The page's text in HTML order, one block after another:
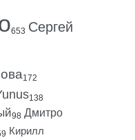
653 Сергей
172
138
98 Дмитро
Кирилл